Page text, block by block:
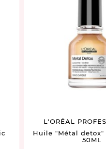
L'ORÉAL
Huile "Métal detox"
50ML